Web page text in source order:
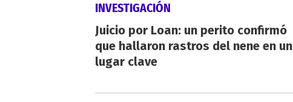
INVESTIGACIÓN
Juicio por Loan: un perito confirmó
que hallaron rastros del nene en un
lugar clave